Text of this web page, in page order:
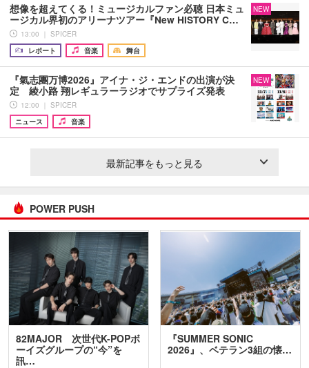
想像を超えてくる！ミュージカルファン必聴 日本ミュ
ージカル界初のアリーナツアー『New HISTORY C…
13:00 ｜ SPICER
レポート
音楽 舞台
NEW
『氣志團万博2026』アイナ・ジ・エンドの出演が決
定 綾小路 翔レギュラーラジオでサプライズ発表
12:00 ｜ SPICER
ニュース
音楽
NEW
最新記事をもっと見る
POWER PUSH
82MAJOR 次世代K-POPボ
ーイズグループの“今”を
訊…
『SUMMER SONIC
2026』、ベテラン3組の懐…